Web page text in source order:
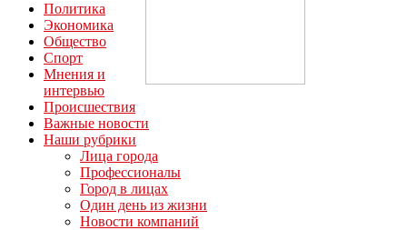
Политика
Экономика
Общество
Спорт
Мнения и
интервью
Происшествия
Важные новости
Наши рубрики
Лица города
Профессионалы
Город в лицах
Один день из жизни
Новости компаний